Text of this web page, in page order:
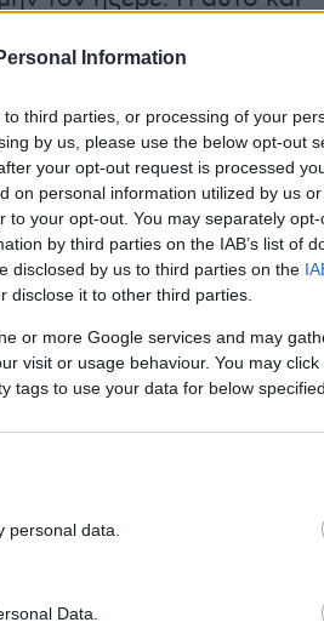
Information
third parties, or processing of your
by us, please use the below opt-out
your opt-out request is processed
on personal information utilized by us
to your opt-out. You may separately
by third parties on the IAB’s list of
disclosed by us to third parties on the
disclose it to other third parties.
or more Google services and may
visit or usage behaviour. You may
tags to use your data for below
personal data.
Data.
έχει συμβεί και δεν ήταν
υπόγειο που είχε
οικογένεια με 3 παιδιά.
. Πολύ σεβαστική και
από τότε που ήρθε δεν
και ξαφνικά μάθαμε
απάντησε όχι. «Εγώ
είχαμε συναντηθεί
γιος της. Το παιδί